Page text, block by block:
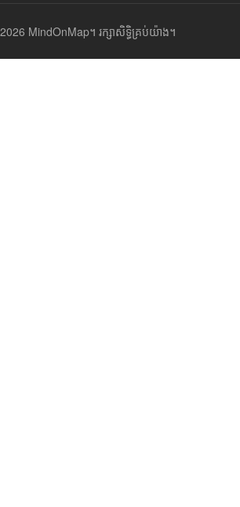
2026 MindOnMap។ រក្សាសិទ្ធិគ្រប់យ៉ាង។